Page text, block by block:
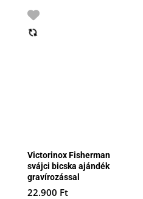
Victorinox Fisherman
svájci bicska ajándék
gravírozással
22.900 Ft